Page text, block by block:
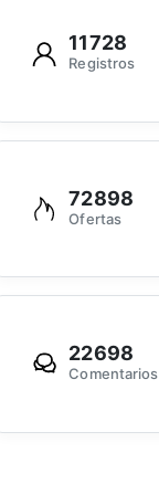
11728
Registros
72898
Ofertas
22698
Comentarios